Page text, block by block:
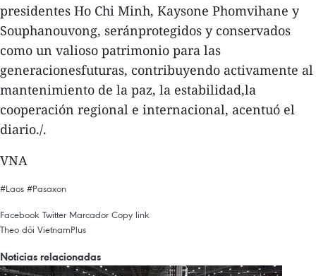
presidentes Ho Chi Minh, Kaysone Phomvihane y
Souphanouvong, seránprotegidos y conservados
como un valioso patrimonio para las
generacionesfuturas, contribuyendo activamente al
mantenimiento de la paz, la estabilidad,la
cooperación regional e internacional, acentuó el
diario./.
VNA
#Laos #Pasaxon
Facebook Twitter Marcador Copy link
Theo dõi VietnamPlus
Noticias relacionadas